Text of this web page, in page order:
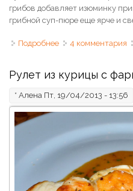
грибов добавляет изюминку
грибной суп-пюре еще ярче и
Подробнее о Грибной суп-
4 комментария
Рулет из курицы с
* Алена Пт, 19/04/2013 - 13:56